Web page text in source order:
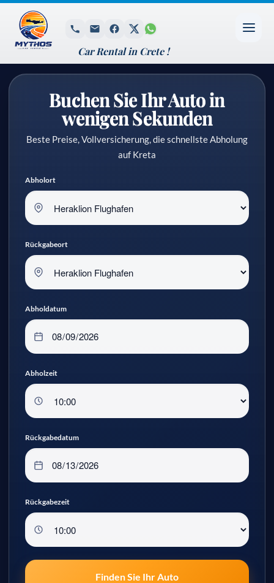
Buchen Sie Ihr Auto in
wenigen Sekunden
Beste Preise, Vollversicherung, die schnellste Abholung
auf Kreta
Abholort
Rückgabeort
Abholdatum
Abholzeit
Rückgabedatum
Rückgabezeit
Finden Sie Ihr Auto
Car Rental in Crete !